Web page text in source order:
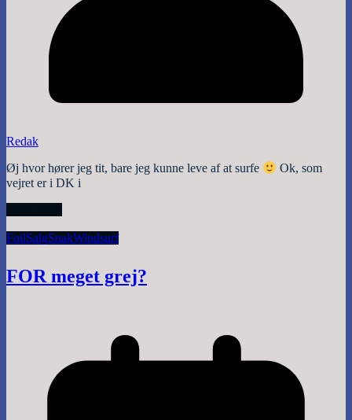
Redak
Øj hvor hører jeg tit, bare jeg kunne leve af at surfe
Ok, som
vejret er i DK i
FoilSalgSnakWindsurf
FOR meget grej?